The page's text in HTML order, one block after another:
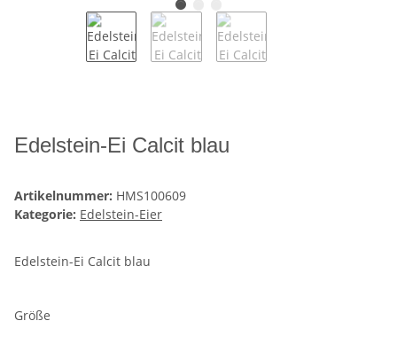
Edelstein-Ei Calcit blau
Artikelnummer: HMS100609
Kategorie: Edelstein-Eier
Edelstein-Ei Calcit blau
Größe